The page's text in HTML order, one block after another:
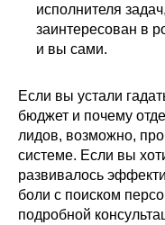
исполнителя
заинтересован в
и вы сами.
Если вы устали
бюджет и почему
лидов, возможно,
системе. Если вы
развивалось
боли с поиском
подробной